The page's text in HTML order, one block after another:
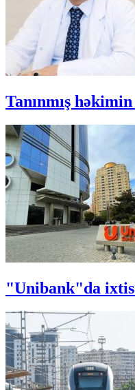
Tanınmış həkimin
"Unibank"da